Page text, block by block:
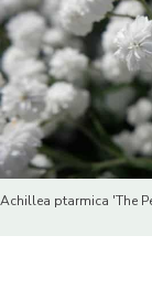
Achillea ptarmica 'The